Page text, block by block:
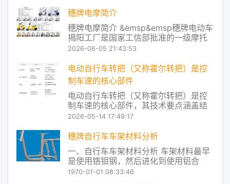
行车生产企业。作为国内专业从事电动
造与销售的现代化高科技企业，公司旗
下穗牌品
穗牌电摩简介
穗牌电摩简介 &emsp&emsp穗牌电动车
揭阳工厂是国家工信部批准的一级摩托
车公告目录生产企业，同时也是通过国
托车及电动自行车生产企业。作为国内
专业从事电动摩托车、电动自行车系列
产品研发、制造与销售的现代化高科技
企业，
2026-06-05 21:43:53
电动自行车转把（又称霍尔转把）是控
制车速的核心部件
电动自行车转把（又称霍尔转把）是控
制车速的核心部件，其技术要点涵盖结
构原理、信号输出、安全机制及常见故
料整理的关键技术要点： ‌一、基本结构
动改变磁场位置。 ‌霍尔元件‌：检
2026-05-14 17:49:17
穗牌自行车车架材料分析
一、自行车车架材料分析 车架材料最早
是使用铬钼钢，然后进化到使用铝合
金，再然后是复合材料的使用如碳纤
1970-01-01 08:33:46